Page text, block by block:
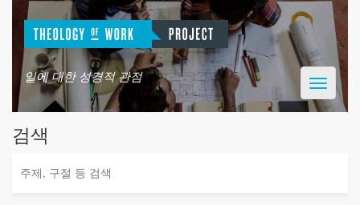
일에 대한 성경적 관점
Toggle
검색